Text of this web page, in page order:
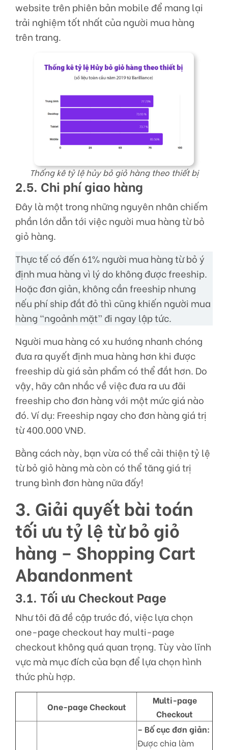
website trên phiên bản mobile để mang lại
trải nghiệm tốt nhất của người mua hàng
trên trang.
Thống kê tỷ lệ hủy bỏ giỏ hàng theo thiết bị
2.5. Chi phí giao hàng
Đây là một trong những nguyên nhân chiếm
phần lớn dẫn tới việc người mua hàng từ bỏ
giỏ hàng.
Thực tế có đến 61% người mua hàng từ bỏ ý
định mua hàng vì lý do không được freeship.
Hoặc đơn giản, không cần freeship nhưng
nếu phí ship đắt đỏ thì cũng khiến người mua
hàng “ngoảnh mặt” đi ngay lập tức.
Người mua hàng có xu hướng nhanh chóng
đưa ra quyết định mua hàng hơn khi được
freeship dù giá sản phẩm có thể đắt hơn. Do
vậy, hãy cân nhắc về việc đưa ra ưu đãi
freeship cho đơn hàng với một mức giá nào
đó. Ví dụ: Freeship ngay cho đơn hàng giá trị
từ 400.000 VNĐ.
Bằng cách này, bạn vừa có thể cải thiện tỷ lệ
từ bỏ giỏ hàng mà còn có thể tăng giá trị
trung bình đơn hàng nữa đấy!
3. Giải quyết bài toán
tối ưu tỷ lệ từ bỏ giỏ
hàng – Shopping Cart
Abandonment
3.1. Tối ưu Checkout Page
Như tôi đã đề cập trước đó, việc lựa chọn
one-page checkout hay multi-page
checkout không quá quan trọng. Tùy vào lĩnh
vực mà mục đích của bạn để lựa chọn hình
thức phù hợp.
One-page Checkout
Multi-page
Checkout
– Bố cục đơn giản:
Được chia làm